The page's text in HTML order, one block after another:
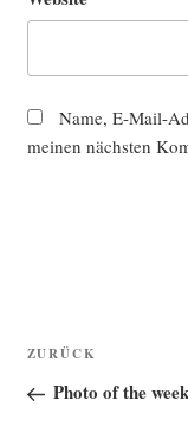
Name, E-Mail-
meinen nächsten
Vorheriger
Beitrag
ZURÜCK
Photo of the